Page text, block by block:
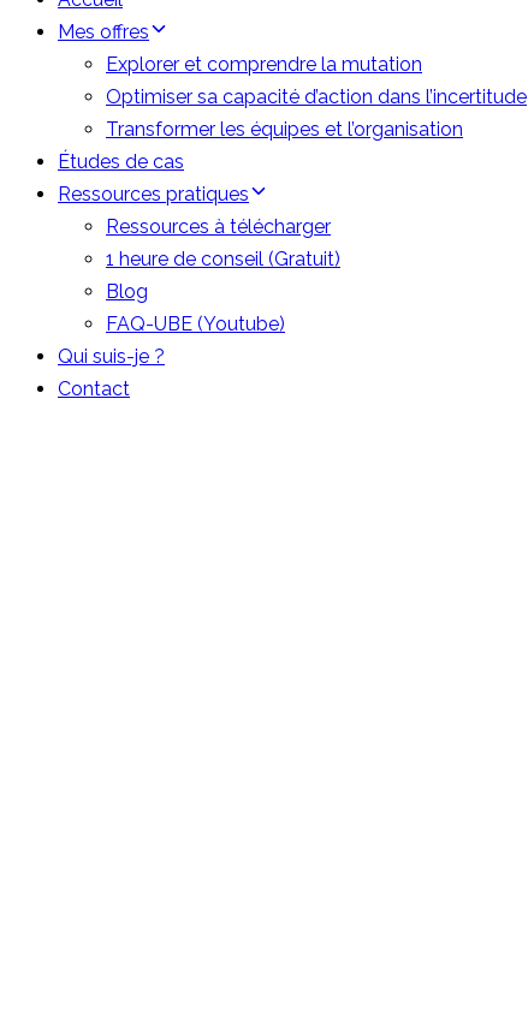
Mes offres
Explorer et comprendre la mutation
Optimiser sa capacité d’action dans l’incertitude
Transformer les équipes et l’organisation
Études de cas
Ressources pratiques
Ressources à télécharger
1 heure de conseil (Gratuit)
Blog
FAQ-UBE (Youtube)
Qui suis-je ?
Contact